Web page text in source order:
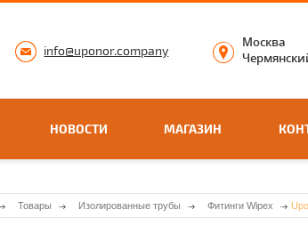
info@uponor.company
Москва
НОВОСТИ МАГАЗИН
Товары Изолированные трубы Фитинги Wipex